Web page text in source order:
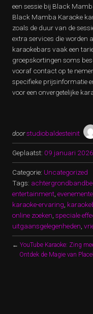
een sessie bij Black
Black Mamba Karaoke
zoals de duur van de
extra services die worden
karaokebars vaak een
groepskortingen soms
vooraf contact op te
specifieke prijsinformatie
voor een onvergetelijke
doorstudiobaldesteinit
Geplaatst: 09 januari 2026
Categorie: Uncategorized
Tags:
entertainment
karaoke-ervaring
online zoeken speciale
uitgaansgelegenheden
← YouTube Karaoke: Zing
Ontdek de Magie van